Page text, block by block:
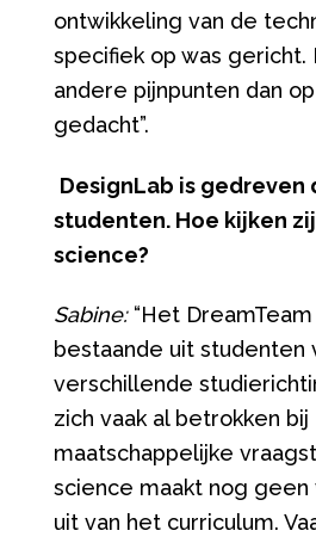
ontwikkeling van de
specifiek op was gericht.
andere pijnpunten dan
gedacht”.
DesignLab is gedreven
studenten. Hoe kijken
science?
Sabine:“Het
bestaande uit studenten
verschillende
zich vaak al betrokken bij
maatschappelijke
science maakt nog
uit van het curriculum.